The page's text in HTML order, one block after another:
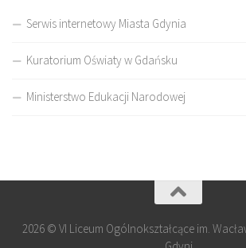
Serwis internetowy Miasta Gdynia
Kuratorium Oświaty w Gdańsku
Ministerstwo Edukacji Narodowej
2026 © VI Liceum Ogólnokształcące im.